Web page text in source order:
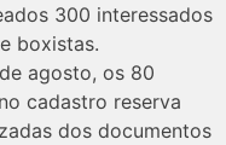
300 interessados
boxistas.
agosto, os 80
cadastro reserva
dos documentos